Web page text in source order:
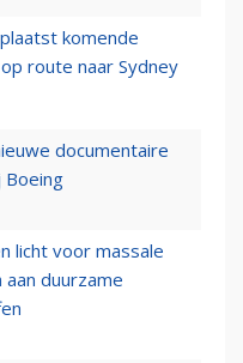
komende
route naar Sydney
documentaire
licht voor massale
duurzame